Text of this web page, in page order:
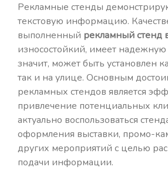
Рекламные стенды
текстовую информацию.
выполненный рекламный
износостойкий, имеет
значит, может быть установлен
так и на улице. Основным
рекламных стендов является
привлечение потенциальных
актуально воспользоваться
оформления выставки, промо-
других мероприятий с целью
подачи информации.